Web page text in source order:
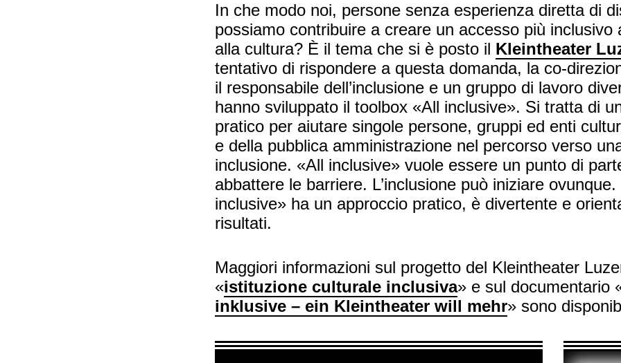
In che modo noi, persone senza esperienza diretta di
possiamo contribuire a creare un accesso più inclusivo
alla cultura? È il tema che si è posto il Kleintheater
tentativo di rispondere a questa domanda, la co-
il responsabile dell’inclusione e un gruppo di lavoro
hanno sviluppato il toolbox «All inclusive». Si tratta di
pratico per aiutare singole persone, gruppi ed enti
e della pubblica amministrazione nel percorso verso
inclusione. «All inclusive» vuole essere un punto di
abbattere le barriere. L’inclusione può iniziare ovunque.
inclusive» ha un approccio pratico, è divertente e
risultati.
Maggiori informazioni sul progetto del Kleintheater
«istituzione culturale inclusiva» e sul documentario
inklusive – ein Kleintheater will mehr» sono